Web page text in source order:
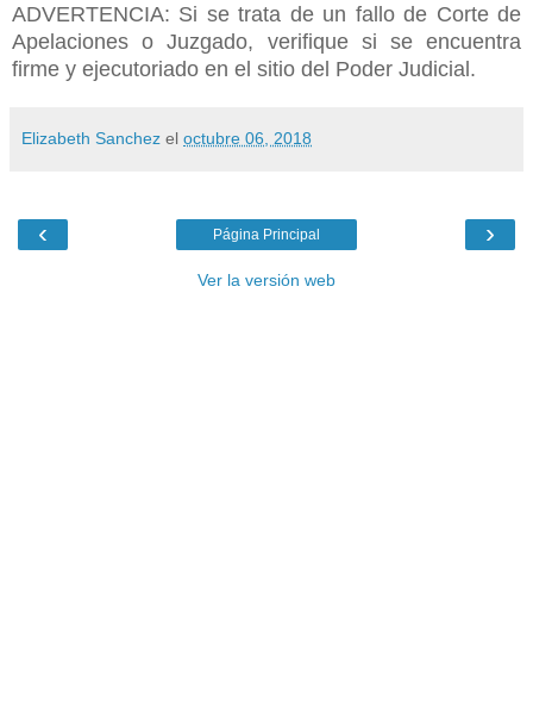
ADVERTENCIA: Si se trata de un fallo de Corte de
Apelaciones o Juzgado, verifique si se encuentra
firme y ejecutoriado en el sitio del Poder Judicial.
Elizabeth Sanchez el octubre 06, 2018
‹ ›
Página Principal
Ver la versión web